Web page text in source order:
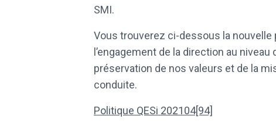
SMI.
Vous trouverez ci-dessous la nouvelle
l’engagement de la direction au
préservation de nos valeurs et de la
conduite.
Politique QESi 202104[94]